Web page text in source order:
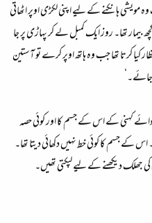
ہانکنے کے لیے اپنی لکڑی اوپر اٹھاتی
بیمار تھا۔ روز ایک کمبل لے کر پہاڑی پر جا
کیا کرتا تھا جب وہ ہاتھ اوپر کرے تو آستین
کہنی کے اس کے جسم کا اور کوئی حصہ
جسم کا کوئی خط نہیں دکھائی دیتا تھا۔
جھلک دیکھنے کے لیے لپکتی تھیں۔